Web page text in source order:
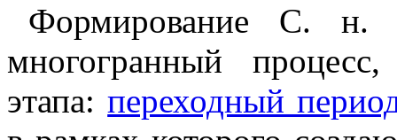
Формирование С.
многогранный
этапа:переходный